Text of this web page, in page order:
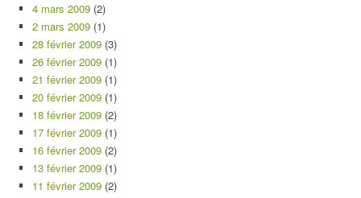
4 mars 2009 (2)
2 mars 2009 (1)
28 février 2009 (3)
26 février 2009 (1)
21 février 2009 (1)
20 février 2009 (1)
18 février 2009 (2)
17 février 2009 (1)
16 février 2009 (2)
13 février 2009 (1)
11 février 2009 (2)